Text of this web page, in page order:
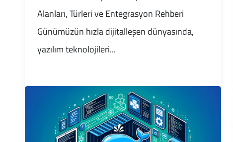
Alanları, Türleri ve Entegrasyon Rehberi
Günümüzün hızla dijitalleşen dünyasında,
yazılım teknolojileri...